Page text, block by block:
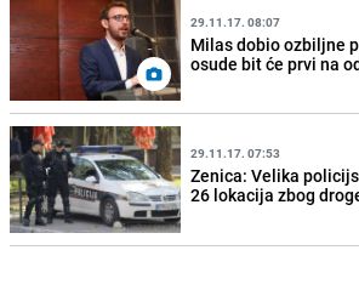
29.11.17. 08:07
Milas dobio ozbiljne
osude bit će prvi na
29.11.17. 07:53
Zenica: Velika
26 lokacija zbog